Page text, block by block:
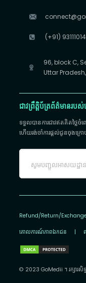
(+91)
96, block C,
Uttar Pradesh,
ជាវព្រឹត្តិប័ត្រព័ត៌មានរប
ទទួលបានការជាវឥតគិតថ្ល
ហើយរង់ចាំការផ្តល់ជូនចុងក្រ
Refund/Return/
គោលការណ៍​ភាព​ឯកជន |
© 2023 GoMedii ។ រក្សា​រ​សិទ្